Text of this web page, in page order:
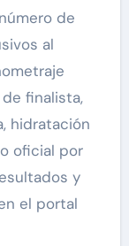
de
al
finalista,
hidratación
oficial por
y
el portal